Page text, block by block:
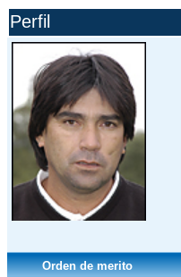
Perfil
Orden de merito